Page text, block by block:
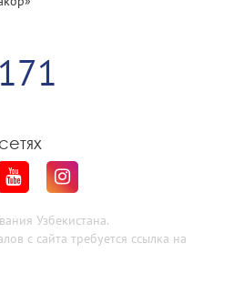
Узбекистана.
с сайта требуется ссылка на